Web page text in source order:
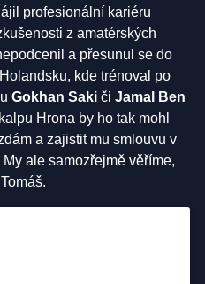
profesionální kariéru
z amatérských
a přesunul se do
kde trénoval po
Gokhan Saki či Jamal Ben
Hrona by ho tak mohl
a zajistit mu smlouvu v
ale samozřejmě věříme,